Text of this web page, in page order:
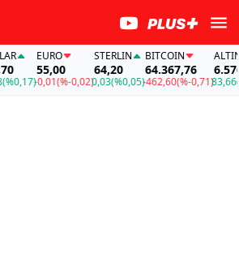
EURO
55,00
-0,01(%-0,02)
STERLIN
64,20
0,03(%0,05)
BITCOIN
64.367,76
-462,60(%-0,71)
ALTIN
6.576,24
83,66